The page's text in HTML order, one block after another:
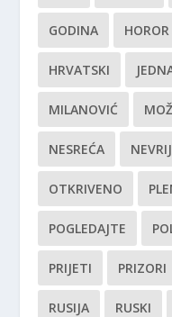
GODINA HOROR
HRVATSKI
MILANOVIĆ
NESREĆA
OTKRIVENO
POGLEDAJTE
PRIJETI PRIZORI
RUSIJA RUSKI